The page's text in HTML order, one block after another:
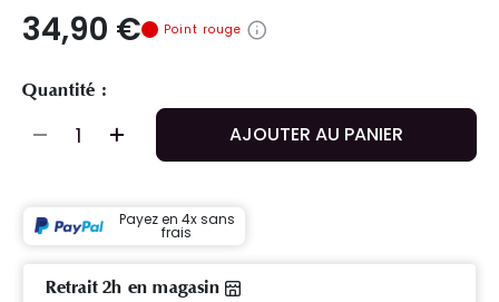
34,90 € Point rouge
Quantité :
AJOUTER AU PANIER
Payez en 4x sans
frais
Retrait 2h en magasin